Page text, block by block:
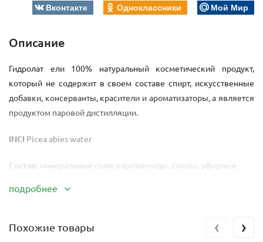
Вконтакте Одноклассники Мой Мир
Описание
Гидролат ели 100% натуральный косметический продукт,
который не содержит в своем составе спирт, искусственные
добавки, консерванты, красители и ароматизаторы, а является
продуктом паровой дистилляции.
INCI Picea abies water
Состав: минеральные соли, каротиноиды, смолы, эфирные
железо, хром, витамины В3, С, Е, РР, К и азулены -
: оказывает противомикробное, обезболивающее,
подробнее
Похожие товары ‹ ›